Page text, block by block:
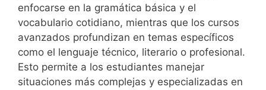
enfocarse en la gramática básica y el
vocabulario cotidiano, mientras que los cursos
avanzados profundizan en temas específicos
como el lenguaje técnico, literario o profesional.
Esto permite a los estudiantes manejar
situaciones más complejas y especializadas en